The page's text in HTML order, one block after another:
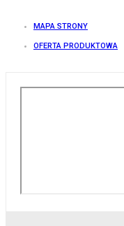
MAPA STRONY
OFERTA PRODUKTOWA